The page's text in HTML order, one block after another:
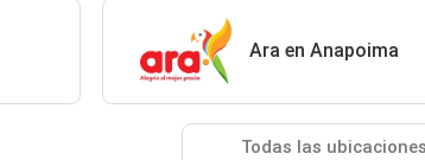
Ara en Anapoima
Todas las ubicaciones